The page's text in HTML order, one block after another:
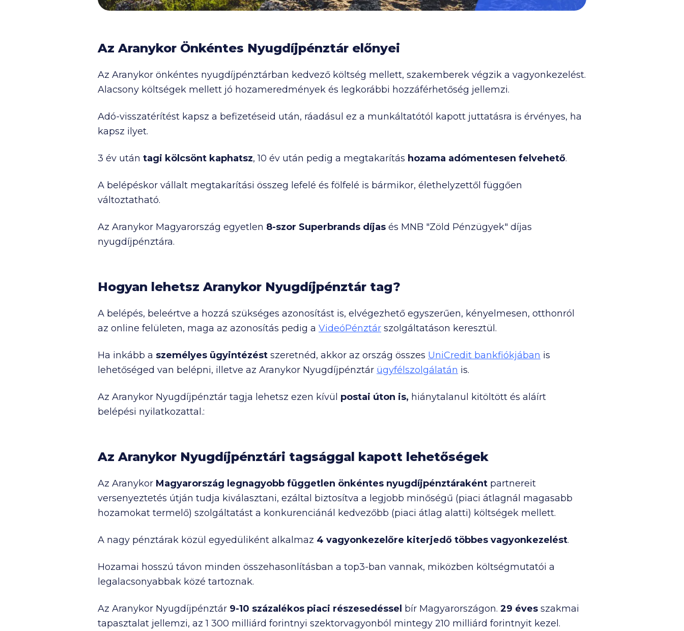
Az Aranykor Önkéntes Nyugdíjpénztár előnyei
Az Aranykor önkéntes nyugdíjpénztárban kedvező költség mellett, szakemberek végzik a vagyonkezelést.
Alacsony költségek mellett jó hozameredmények és legkorábbi hozzáférhetőség jellemzi.
Adó-visszatérítést kapsz a befizetéseid után, ráadásul ez a munkáltatótól kapott juttatásra is érvényes, ha
kapsz ilyet.
3 év után tagi kölcsönt kaphatsz, 10 év után pedig a megtakarítás hozama adómentesen felvehető.
A belépéskor vállalt megtakarítási összeg lefelé és fölfelé is bármikor, élethelyzettől függően
változtatható.
Az Aranykor Magyarország egyetlen 8-szor Superbrands díjas és MNB "Zöld Pénzügyek" díjas
nyugdíjpénztára.
Hogyan lehetsz Aranykor Nyugdíjpénztár tag?
A belépés, beleértve a hozzá szükséges azonosítást is, elvégezhető egyszerűen, kényelmesen, otthonról
az online felületen, maga az azonosítás pedig a VideóPénztár szolgáltatáson keresztül.
Ha inkább a személyes ügyintézést szeretnéd, akkor az ország összes UniCredit bankfiókjában is
lehetőséged van belépni, illetve az Aranykor Nyugdíjpénztár ügyfélszolgálatán is.
Az Aranykor Nyugdíjpénztár tagja lehetsz ezen kívül postai úton is, hiánytalanul kitöltött és aláírt
belépési nyilatkozattal.:
Az Aranykor Nyugdíjpénztári tagsággal kapott lehetőségek
Az Aranykor Magyarország legnagyobb független önkéntes nyugdíjpénztáraként partnereit
versenyeztetés útján tudja kiválasztani, ezáltal biztosítva a legjobb minőségű (piaci átlagnál magasabb
hozamokat termelő) szolgáltatást a konkurenciánál kedvezőbb (piaci átlag alatti) költségek mellett.
A nagy pénztárak közül egyedüliként alkalmaz 4 vagyonkezelőre kiterjedő többes vagyonkezelést.
Hozamai hosszú távon minden összehasonlításban a top3-ban vannak, miközben költségmutatói a
legalacsonyabbak közé tartoznak.
Az Aranykor Nyugdíjpénztár 9-10 százalékos piaci részesedéssel bír Magyarországon. 29 éves szakmai
tapasztalat jellemzi, az1 300 milliárd forintnyi szektorvagyonból mintegy 210 milliárd forintnyit kezel.